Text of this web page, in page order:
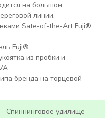
на большом
линии.
Sate-of-the-Art Fuji®
Fuji®.
из пробки и
бренда на торцевой
Спиннинговое удилище